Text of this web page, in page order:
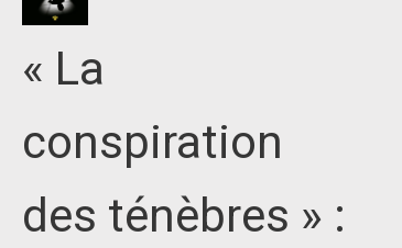
« La
conspiration
des ténèbres » :